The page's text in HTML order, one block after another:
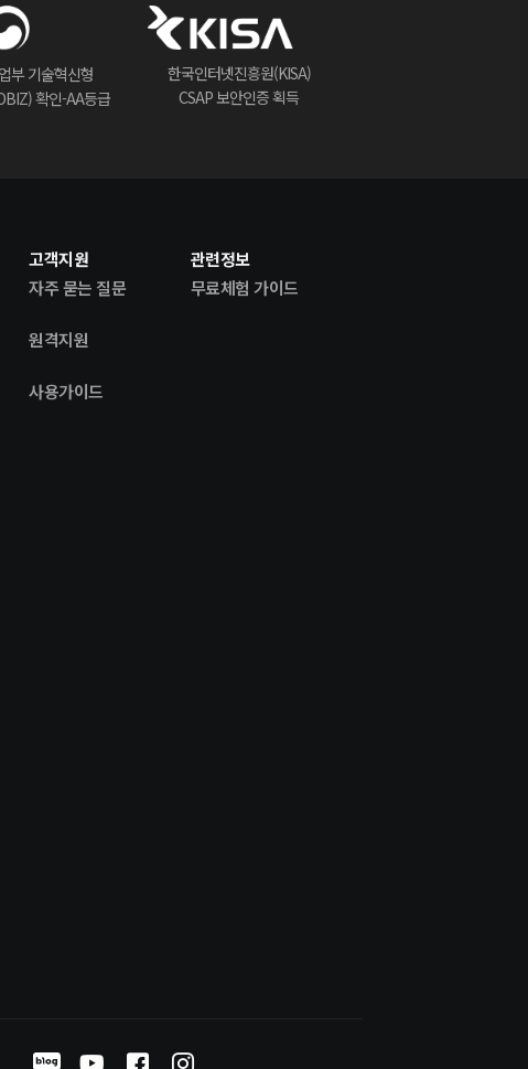
부 기술혁신형
확인-AA등급
한국인터넷진흥원(KISA)
CSAP 보안인증 획득
고객지원
자주 묻는 질문
원격지원
사용가이드
관련정보
무료체험 가이드